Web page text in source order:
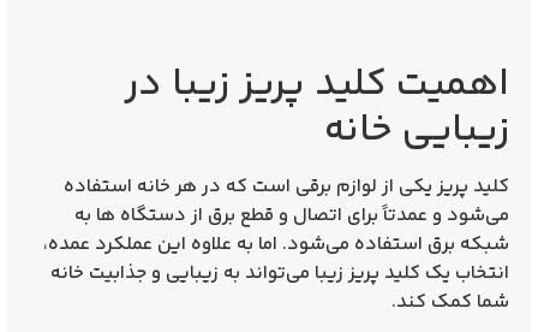
اهمیت کلید پریز زیبا در
زیبایی خانه
کلید پریز یکی از لوازم برقی است که در هر خانه استفاده
می‌شود و عمدتاً برای اتصال و قطع برق از دستگاه‌ ها به
شبکه برق استفاده می‌شود. اما به علاوه این عملکرد عمده،
انتخاب یک کلید پریز زیبا می‌تواند به زیبایی و جذابیت خانه
شما کمک کند.